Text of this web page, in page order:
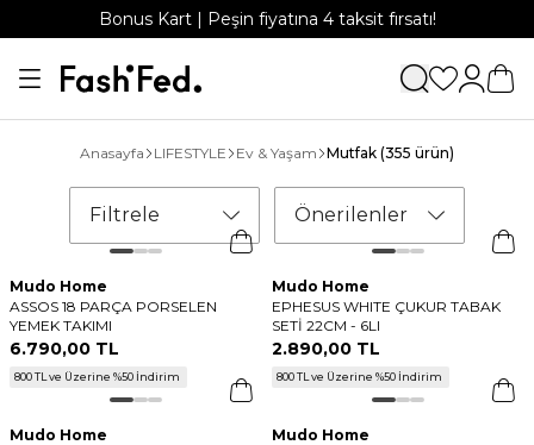
Bonus Kart | Peşin fiyatına 4 taksit fırsatı!
Anasayfa LIFESTYLE Ev & Yaşam Mutfak (355 ürün)
Filtrele Önerilenler
Mudo Home
ASSOS 18 PARÇA PORSELEN
YEMEK TAKIMI
6.790,00 TL
800 TL ve Üzerine %50 İndirim
Mudo Home
EPHESUS WHITE ÇUKUR TABAK
SETİ 22CM - 6LI
2.890,00 TL
800 TL ve Üzerine %50 İndirim
Mudo Home
Mudo Home